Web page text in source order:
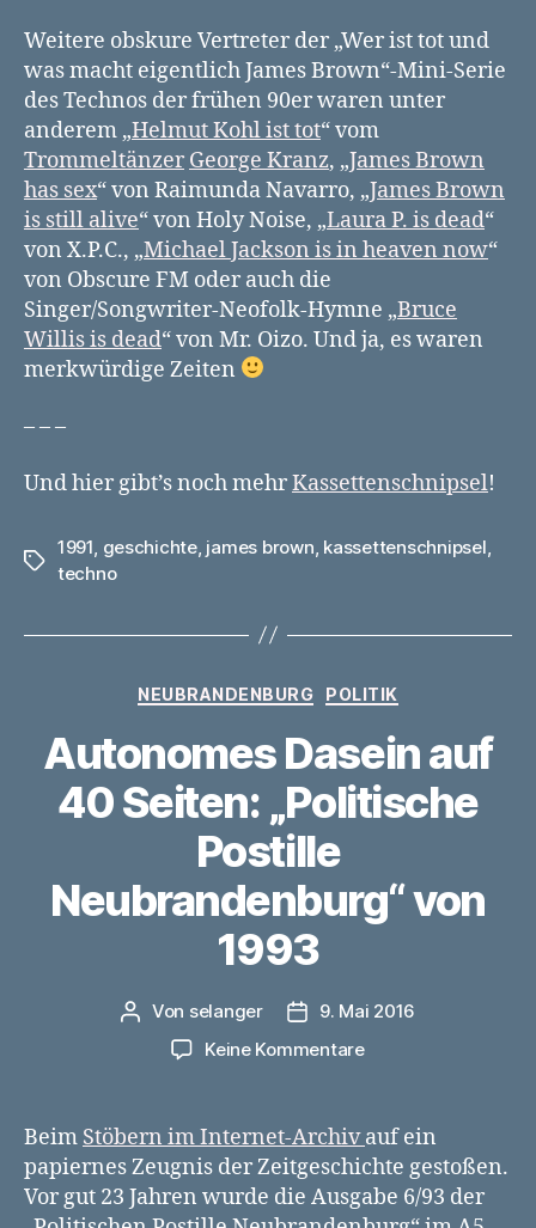
Weitere obskure Vertreter der „Wer ist tot und
was macht eigentlich James Brown“-Mini-Serie
des Technos der frühen 90er waren unter
anderem „Helmut Kohl ist tot“ vom
Trommeltänzer George Kranz, „James Brown
has sex“ von Raimunda Navarro, „James Brown
is still alive“ von Holy Noise, „Laura P. is dead“
von X.P.C., „Michael Jackson is in heaven now“
von Obscure FM oder auch die
Singer/Songwriter-Neofolk-Hymne „Bruce
Willis is dead“ von Mr. Oizo. Und ja, es waren
merkwürdige Zeiten
– – –
Und hier gibt’s noch mehrKassettenschnipsel!
Schlagwörter
1991 geschichte, james brown kassettenschnipsel
techno
Kategorien
NEUBRANDENBURG POLITIK
Autonomes Dasein auf
40 Seiten: „Politische
Postille
Neubrandenburg“ von
1993
Beitragsautor
Von selanger Veröffentlichungsdatum
9. Mai 2016
Keine Kommentarezu
auf
40
Seiten:
„Politische
Beim Stöbern im Internet-Archivauf ein
papiernes Zeugnis der Zeitgeschichte gestoßen.
Vor gut 23 Jahren wurde die Ausgabe 6/93 der